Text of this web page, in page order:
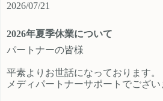
ださい。 メディパートナーにご登録
いただいているアフィリエイター様
連絡ください。
ール
う旨
2026/07/21
2026年夏季休業について
パートナーの皆様
平素よりお世話になっております。
メディパートナーサポートでござい